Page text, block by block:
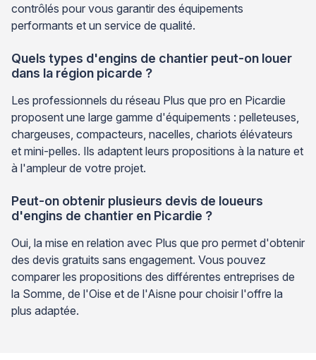
contrôlés pour vous garantir des équipements
performants et un service de qualité.
Quels types d'engins de chantier peut-on louer
dans la région picarde ?
Les professionnels du réseau Plus que pro en Picardie
proposent une large gamme d'équipements : pelleteuses,
chargeuses, compacteurs, nacelles, chariots élévateurs
et mini-pelles. Ils adaptent leurs propositions à la nature et
à l'ampleur de votre projet.
Peut-on obtenir plusieurs devis de loueurs
d'engins de chantier en Picardie ?
Oui, la mise en relation avec Plus que pro permet d'obtenir
des devis gratuits sans engagement. Vous pouvez
comparer les propositions des différentes entreprises de
la Somme, de l'Oise et de l'Aisne pour choisir l'offre la
plus adaptée.